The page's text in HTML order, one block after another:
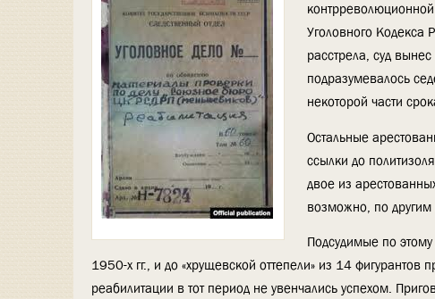
Уголовного Кодекса
расстрела, суд
подразумевалось
некоторой части
Остальные
ссылки до
двое из
возможно, по
Подсудимые по
1950-х гг., и до «хрущевской оттепели» из 14
реабилитации в тот период не увенчались успехом.